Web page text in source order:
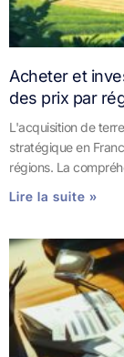
Acheter et
des prix par
L'acquisition de
stratégique en
régions. La
Lire la suite »